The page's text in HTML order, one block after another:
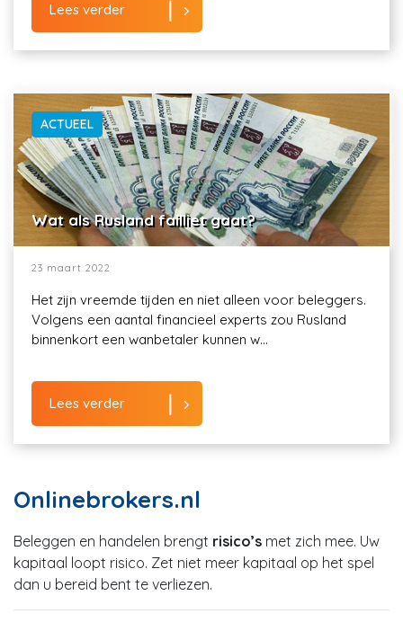
Lees verder
ACTUEEL
Wat als Rusland failliet gaat?
23 maart 2022
Het zijn vreemde tijden en niet alleen voor beleggers.
Volgens een aantal financieel experts zou Rusland
binnenkort een wanbetaler kunnen w...
Lees verder
Onlinebrokers.nl
Beleggen en handelen brengt risico’s met zich mee. Uw
kapitaal loopt risico. Zet niet meer kapitaal op het spel
dan u bereid bent te verliezen.